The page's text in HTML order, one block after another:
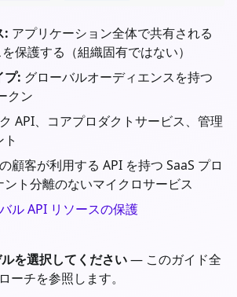
: アプリケーション全体で共有される
保護する（組織固有ではない）
プ: グローバルオーディエンスを持つ
クン
API、コアプロダクトサービス、管理
顧客が利用する API を持つ SaaS プロ
ント分離のないマイクロサービス
ル API リソースの保護
を選択してください— このガイド全
ーチを参照します。